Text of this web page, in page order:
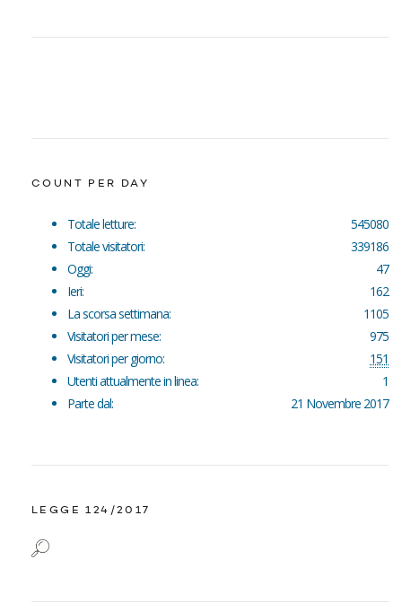
COUNT PER DAY
545080
Totale letture:
339186
Totale visitatori:
47
Oggi:
162
Ieri:
1105
La scorsa settimana:
975
Visitatori per mese:
151
Visitatori per giorno:
1
Utenti attualmente in linea:
21 Novembre 2017
Parte dal:
LEGGE 124/2017